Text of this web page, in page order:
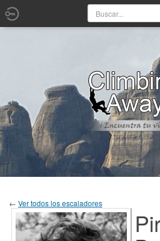
← Ver todos los escaladores